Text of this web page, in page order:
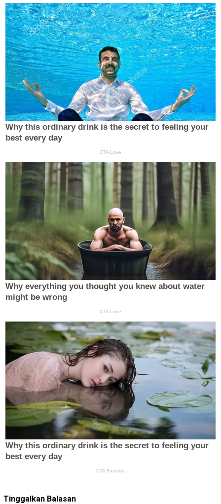
Tinggalkan Balasan